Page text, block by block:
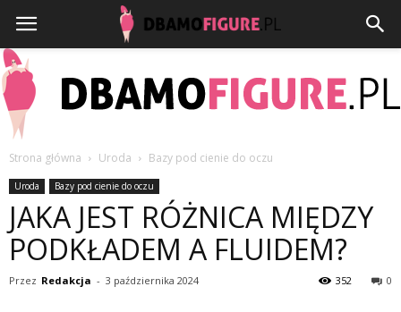
Strona główna Uroda Bazy pod cienie do oczu
Uroda Bazy pod cienie do oczu
JAKA JEST RÓŻNICA MIĘDZY
PODKŁADEM A FLUIDEM?
Przez Redakcja - 3 października 2024 0
352